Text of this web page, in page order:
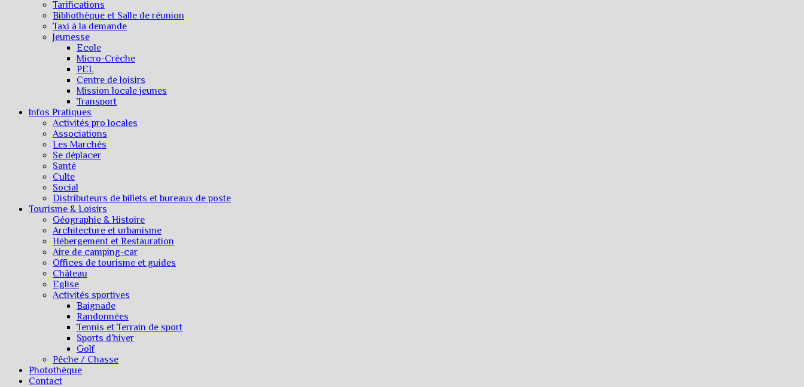
Tarifications
Bibliothèque et Salle de réunion
Taxi à la demande
Jeunesse
Ecole
Micro-Crèche
PEL
Centre de loisirs
Mission locale jeunes
Transport
Infos Pratiques
Activités pro locales
Associations
Les Marchés
Se déplacer
Santé
Culte
Social
Distributeurs de billets et bureaux de poste
Tourisme & Loisirs
Géographie & Histoire
Architecture et urbanisme
Hébergement et Restauration
Aire de camping-car
Offices de tourisme et guides
Château
Eglise
Activités sportives
Baignade
Randonnées
Tennis et Terrain de sport
Sports d’hiver
Golf
Pêche / Chasse
Photothèque
Contact